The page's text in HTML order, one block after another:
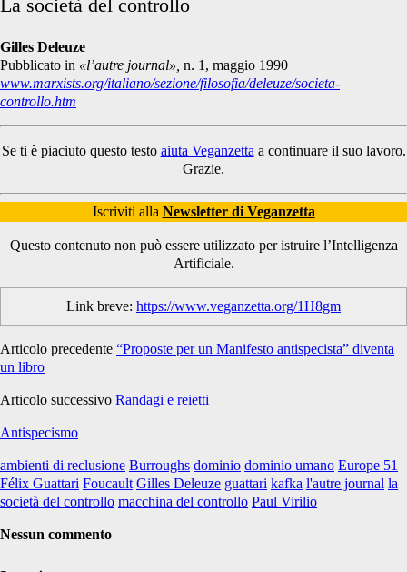
La società del controllo
Gilles Deleuze
Pubblicato in «l’autre journal», n. 1, maggio 1990
www.marxists.org/italiano/sezione/filosofia/deleuze/societa-
controllo.htm
Se ti è piaciuto questo testo aiuta Veganzetta a continuare il suo lavoro.
Grazie.
Iscriviti alla Newsletter di Veganzetta
Questo contenuto non può essere utilizzato per istruire l’Intelligenza
Artificiale.
Link breve: https://www.veganzetta.org/1H8gm
Articolo precedente “Proposte per un Manifesto antispecista” diventa
un libro
Articolo successivo Randagi e reietti
Antispecismo
ambienti di reclusione Burroughs dominio dominio umano Europe 51
Félix Guattari Foucault Gilles Deleuze guattari kafka l'autre journal la
società del controllo macchina del controllo Paul Virilio
Nessun commento